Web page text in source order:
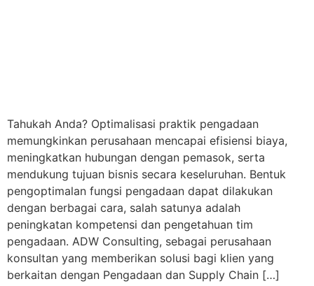
Tahukah Anda? Optimalisasi praktik pengadaan
memungkinkan perusahaan mencapai efisiensi biaya,
meningkatkan hubungan dengan pemasok, serta
mendukung tujuan bisnis secara keseluruhan. Bentuk
pengoptimalan fungsi pengadaan dapat dilakukan
dengan berbagai cara, salah satunya adalah
peningkatan kompetensi dan pengetahuan tim
pengadaan. ADW Consulting, sebagai perusahaan
konsultan yang memberikan solusi bagi klien yang
berkaitan dengan Pengadaan dan Supply Chain […]